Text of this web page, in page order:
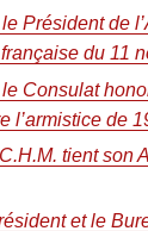
Président de
du 11
Consulat
l’armistice de
tient son
et le